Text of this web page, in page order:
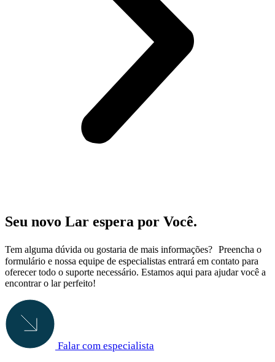
Seu novo Lar espera por Você.
Tem alguma dúvida ou gostaria de mais informações? Preencha o
formulário e nossa equipe de especialistas entrará em contato para
oferecer todo o suporte necessário. Estamos aqui para ajudar você a
encontrar o lar perfeito!
Falar com especialista